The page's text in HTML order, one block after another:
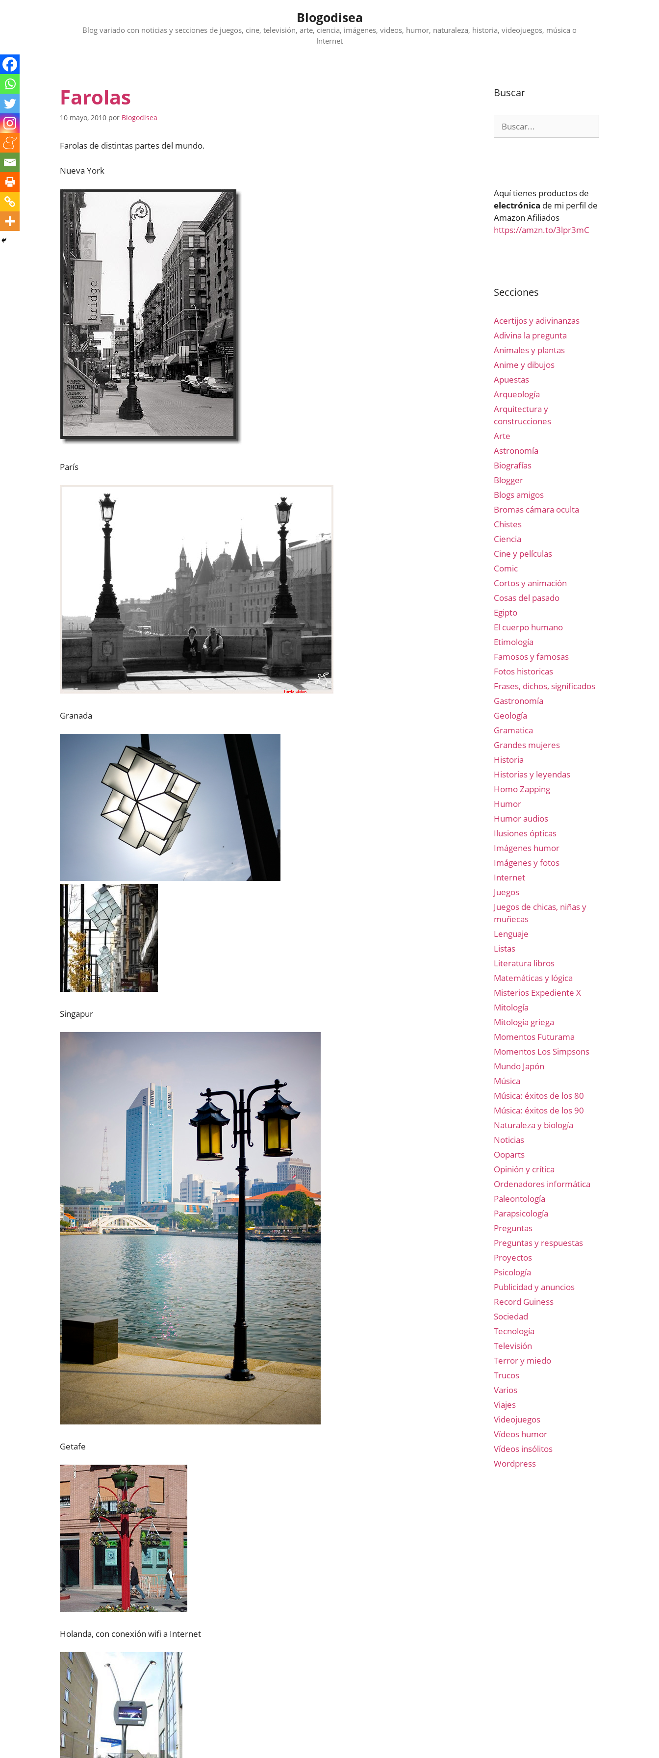
Blogodisea
Blog variado con noticias y secciones de juegos, cine, televisión, arte, ciencia, imágenes, videos, humor, naturaleza, historia, videojuegos, música o
Internet
Farolas
10 mayo, 2010 por Blogodisea
Farolas de distintas partes del mundo.
Nueva York
París
Granada
Singapur
Getafe
Holanda, con conexión wifi a Internet
Buscar
Aquí tienes productos de
electrónica de mi perfil de
Amazon Afiliados
https://amzn.to/3lpr3mC
Secciones
Acertijos y adivinanzas
Adivina la pregunta
Animales y plantas
Anime y dibujos
Apuestas
Arqueología
Arquitectura y
construcciones
Arte
Astronomía
Biografías
Blogger
Blogs amigos
Bromas cámara oculta
Chistes
Ciencia
Cine y películas
Comic
Cortos y animación
Cosas del pasado
Egipto
El cuerpo humano
Etimología
Famosos y famosas
Fotos historicas
Frases, dichos, significados
Gastronomía
Geología
Gramatica
Grandes mujeres
Historia
Historias y leyendas
Homo Zapping
Humor
Humor audios
Ilusiones ópticas
Imágenes humor
Imágenes y fotos
Internet
Juegos
Juegos de chicas, niñas y
muñecas
Lenguaje
Listas
Literatura libros
Matemáticas y lógica
Misterios Expediente X
Mitología
Mitología griega
Momentos Futurama
Momentos Los Simpsons
Mundo Japón
Música
Música: éxitos de los 80
Música: éxitos de los 90
Naturaleza y biología
Noticias
Ooparts
Opinión y crítica
Ordenadores informática
Paleontología
Parapsicología
Preguntas
Preguntas y respuestas
Proyectos
Psicología
Publicidad y anuncios
Record Guiness
Sociedad
Tecnología
Televisión
Terror y miedo
Trucos
Varios
Viajes
Videojuegos
Vídeos humor
Vídeos insólitos
Wordpress